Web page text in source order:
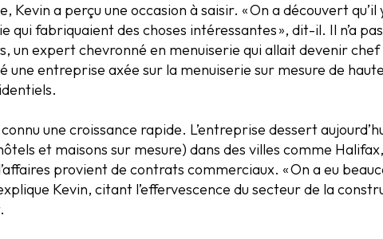
Kevin a perçu une occasion à saisir. « On a découvert
qui fabriquaient des choses intéressantes », dit-il. Il n’a
un expert chevronné en menuiserie qui allait devenir chef
une entreprise axée sur la menuiserie sur mesure de
une croissance rapide. L’entreprise dessert
et maisons sur mesure) dans des villes comme
provient de contrats commerciaux. « On a eu
Kevin, citant l’effervescence du secteur de la